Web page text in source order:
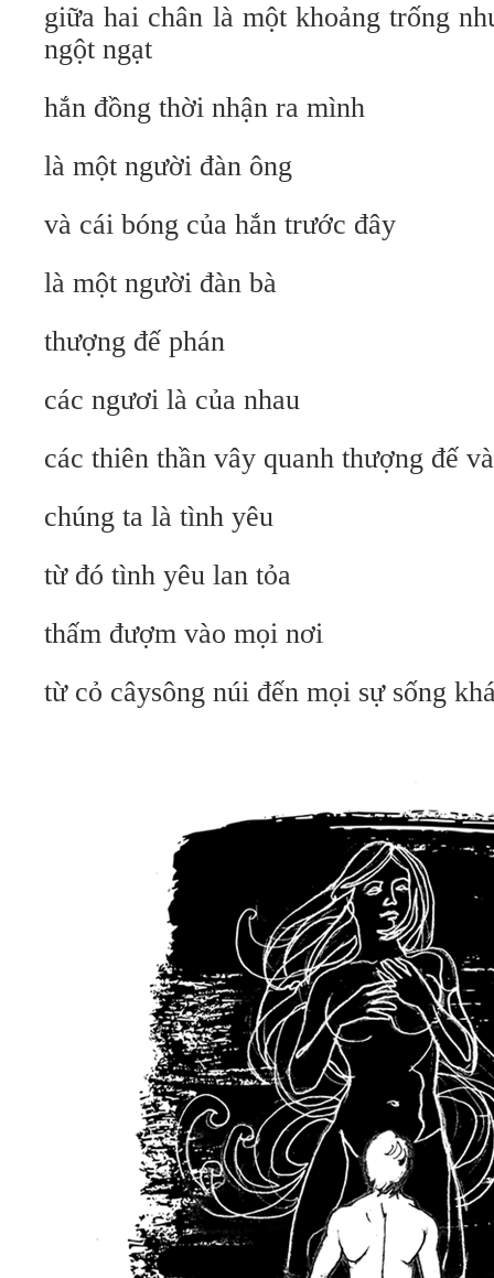
giữa hai chân là một khoảng trống
ngột ngạt
hắn đồng thời nhận ra mình
là một người đàn ông
và cái bóng của hắn trước đây
là một người đàn bà
thượng đế phán
các ngươi là của nhau
các thiên thần vây quanh thượng đế
chúng ta là tình yêu
từ đó tình yêu lan tỏa
thấm đượm vào mọi nơi
từ cỏ câysông núi đến mọi sự sống